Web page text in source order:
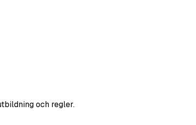
och regler.